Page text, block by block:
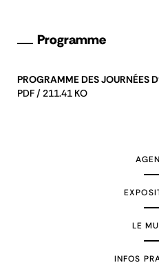
Programme
PROGRAMME DES JOURNÉES
PDF / 211.41 KO
LE
INFOS